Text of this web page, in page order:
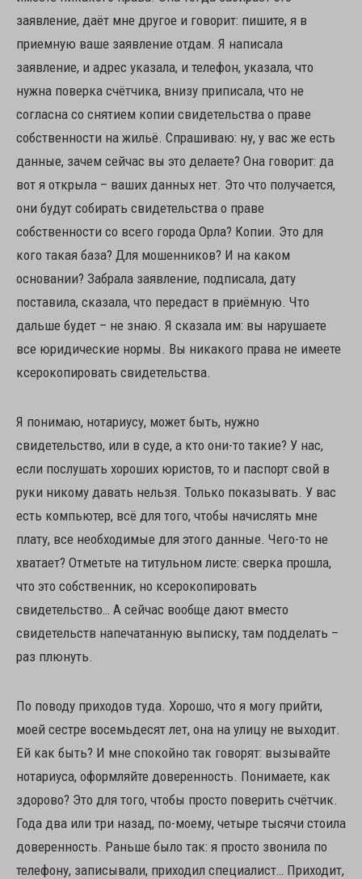
заявление, даёт мне другое и говорит: пишите, я в
приемную ваше заявление отдам. Я написала
заявление, и адрес указала, и телефон, указала, что
нужна поверка счётчика, внизу приписала, что не
согласна со снятием копии свидетельства о праве
собственности на жильё. Спрашиваю: ну, у вас же есть
данные, зачем сейчас вы это делаете? Она говорит: да
вот я открыла – ваших данных нет. Это что получается,
они будут собирать свидетельства о праве
собственности со всего города Орла? Копии. Это для
кого такая база? Для мошенников? И на каком
основании? Забрала заявление, подписала, дату
поставила, сказала, что передаст в приёмную. Что
дальше будет – не знаю. Я сказала им: вы нарушаете
все юридические нормы. Вы никакого права не имеете
ксерокопировать свидетельства.
Я понимаю, нотариусу, может быть, нужно
свидетельство, или в суде, а кто они-то такие? У нас,
если послушать хороших юристов, то и паспорт свой в
руки никому давать нельзя. Только показывать. У вас
есть компьютер, всё для того, чтобы начислять мне
плату, все необходимые для этого данные. Чего-то не
хватает? Отметьте на титульном листе: сверка прошла,
что это собственник, но ксерокопировать
свидетельство… А сейчас вообще дают вместо
свидетельств напечатанную выписку, там подделать –
раз плюнуть.
По поводу приходов туда. Хорошо, что я могу прийти,
моей сестре восемьдесят лет, она на улицу не выходит.
Ей как быть? И мне спокойно так говорят: вызывайте
нотариуса, оформляйте доверенность. Понимаете, как
здорово? Это для того, чтобы просто поверить счётчик.
Года два или три назад, по-моему, четыре тысячи стоила
доверенность. Раньше было так: я просто звонила по
телефону, записывали, приходил специалист… Приходит,